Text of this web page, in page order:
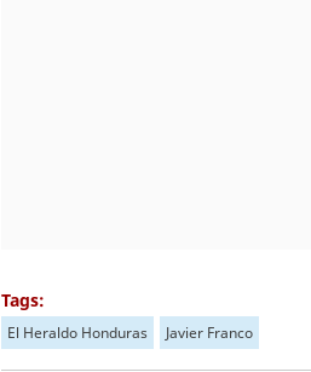
Tags:
El Heraldo Honduras Javier Franco